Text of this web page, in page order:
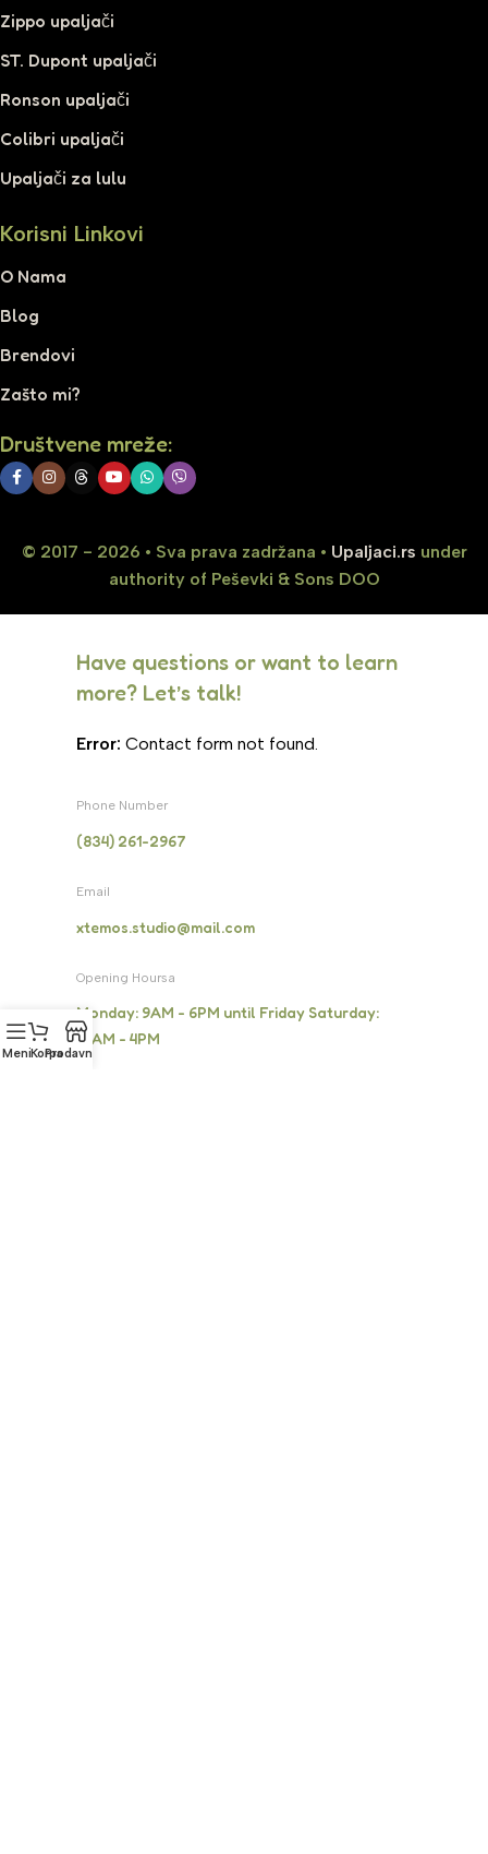
Zippo upaljači
ST. Dupont upaljači
Ronson upaljači
Colibri upaljači
Upaljači za lulu
Korisni Linkovi
O Nama
Blog
Brendovi
Zašto mi?
Društvene mreže:
© 2017 - 2026 • Sva prava zadržana • Upaljaci.rs under
authority of Peševki & Sons DOO
Have questions or want to learn
more? Let’s talk!
Error: Contact form not found.
Phone Number
(834) 261-2967
Email
xtemos.studio@mail.com
Opening Hoursa
Monday: 9AM - 6PM until Friday Saturday:
10AM - 4PM
MeniKorpaProdavnica